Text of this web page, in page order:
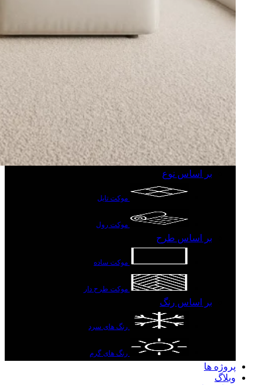
بر اساس نوع
موکت تایل
موکت رول
بر اساس طرح
موکت ساده
موکت طرح دار
بر اساس رنگ
رنگ های سرد
رنگ های گرم
پروژه ها
وبلاگ